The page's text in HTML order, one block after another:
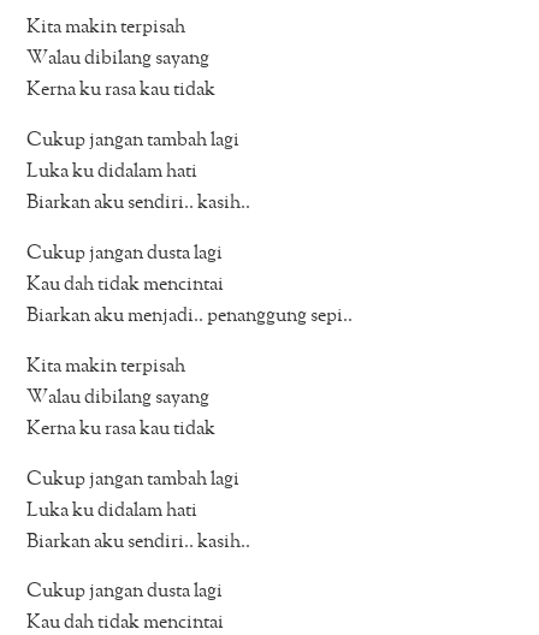
Kita makin terpisah
Walau dibilang sayang
Kerna ku rasa kau tidak
Cukup jangan tambah lagi
Luka ku didalam hati
Biarkan aku sendiri.. kasih..
Cukup jangan dusta lagi
Kau dah tidak mencintai
Biarkan aku menjadi.. penanggung sepi..
Kita makin terpisah
Walau dibilang sayang
Kerna ku rasa kau tidak
Cukup jangan tambah lagi
Luka ku didalam hati
Biarkan aku sendiri.. kasih..
Cukup jangan dusta lagi
Kau dah tidak mencintai